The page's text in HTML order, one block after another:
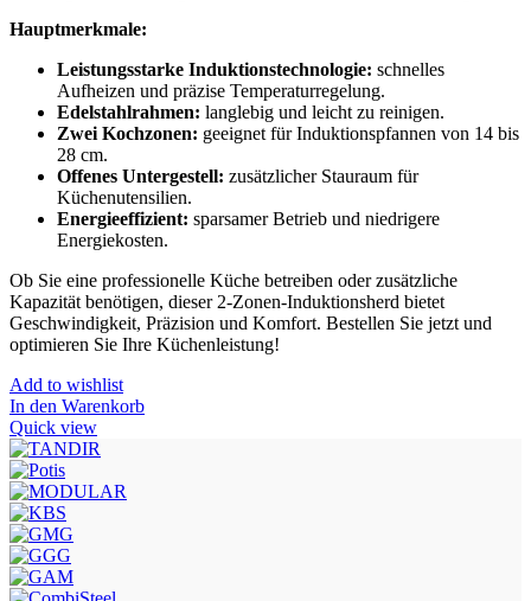
Hauptmerkmale:
Leistungsstarke Induktionstechnologie: schnelles
Aufheizen und präzise Temperaturregelung.
Edelstahlrahmen: langlebig und leicht zu reinigen.
Zwei Kochzonen: geeignet für Induktionspfannen von 14 bis
28 cm.
Offenes Untergestell: zusätzlicher Stauraum für
Küchenutensilien.
Energieeffizient: sparsamer Betrieb und niedrigere
Energiekosten.
Ob Sie eine professionelle Küche betreiben oder zusätzliche
Kapazität benötigen, dieser 2-Zonen-Induktionsherd bietet
Geschwindigkeit, Präzision und Komfort. Bestellen Sie jetzt und
optimieren Sie Ihre Küchenleistung!
Add to wishlist
In den Warenkorb
Quick view